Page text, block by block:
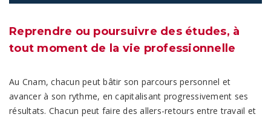
Reprendre ou poursuivre des études, à
tout moment de la vie professionnelle
Au Cnam, chacun peut bâtir son parcours personnel et
avancer à son rythme, en capitalisant progressivement ses
résultats. Chacun peut faire des allers-retours entre travail et